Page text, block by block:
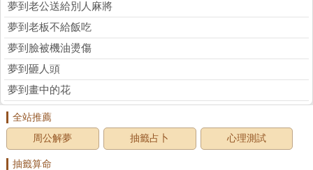
夢到老公送給別人麻將
夢到老板不給飯吃
夢到臉被機油燙傷
夢到砸人頭
夢到畫中的花
全站推薦
周公解夢
抽籤占卜 心理測試
抽籤算命